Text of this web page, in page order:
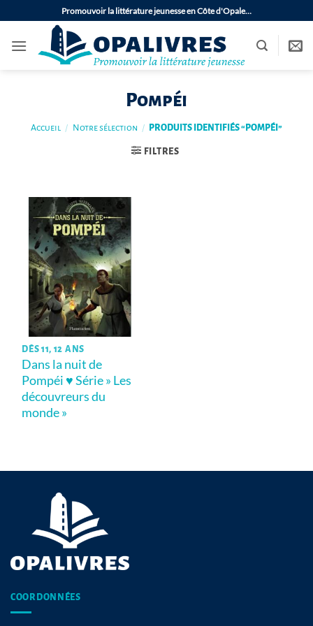
au
contenu
Promouvoir la littérature jeunesse en Côte d'Opale…
Pompéi
Accueil / Notre sélection / PRODUITS IDENTIFIÉS “POMPÉI”
FILTRES
DÈS 11, 12 ANS
Dans la nuit de
Pompéi ♥ Série » Les
découvreurs du
monde »
COORDONNÉES